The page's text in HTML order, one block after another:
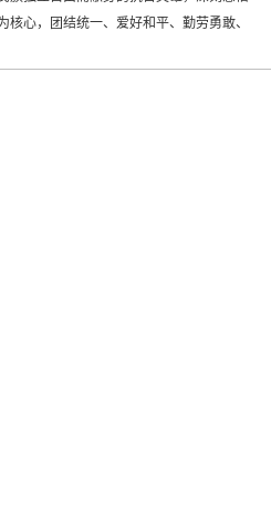
心，团结统一、爱好和平、勤劳勇敢、